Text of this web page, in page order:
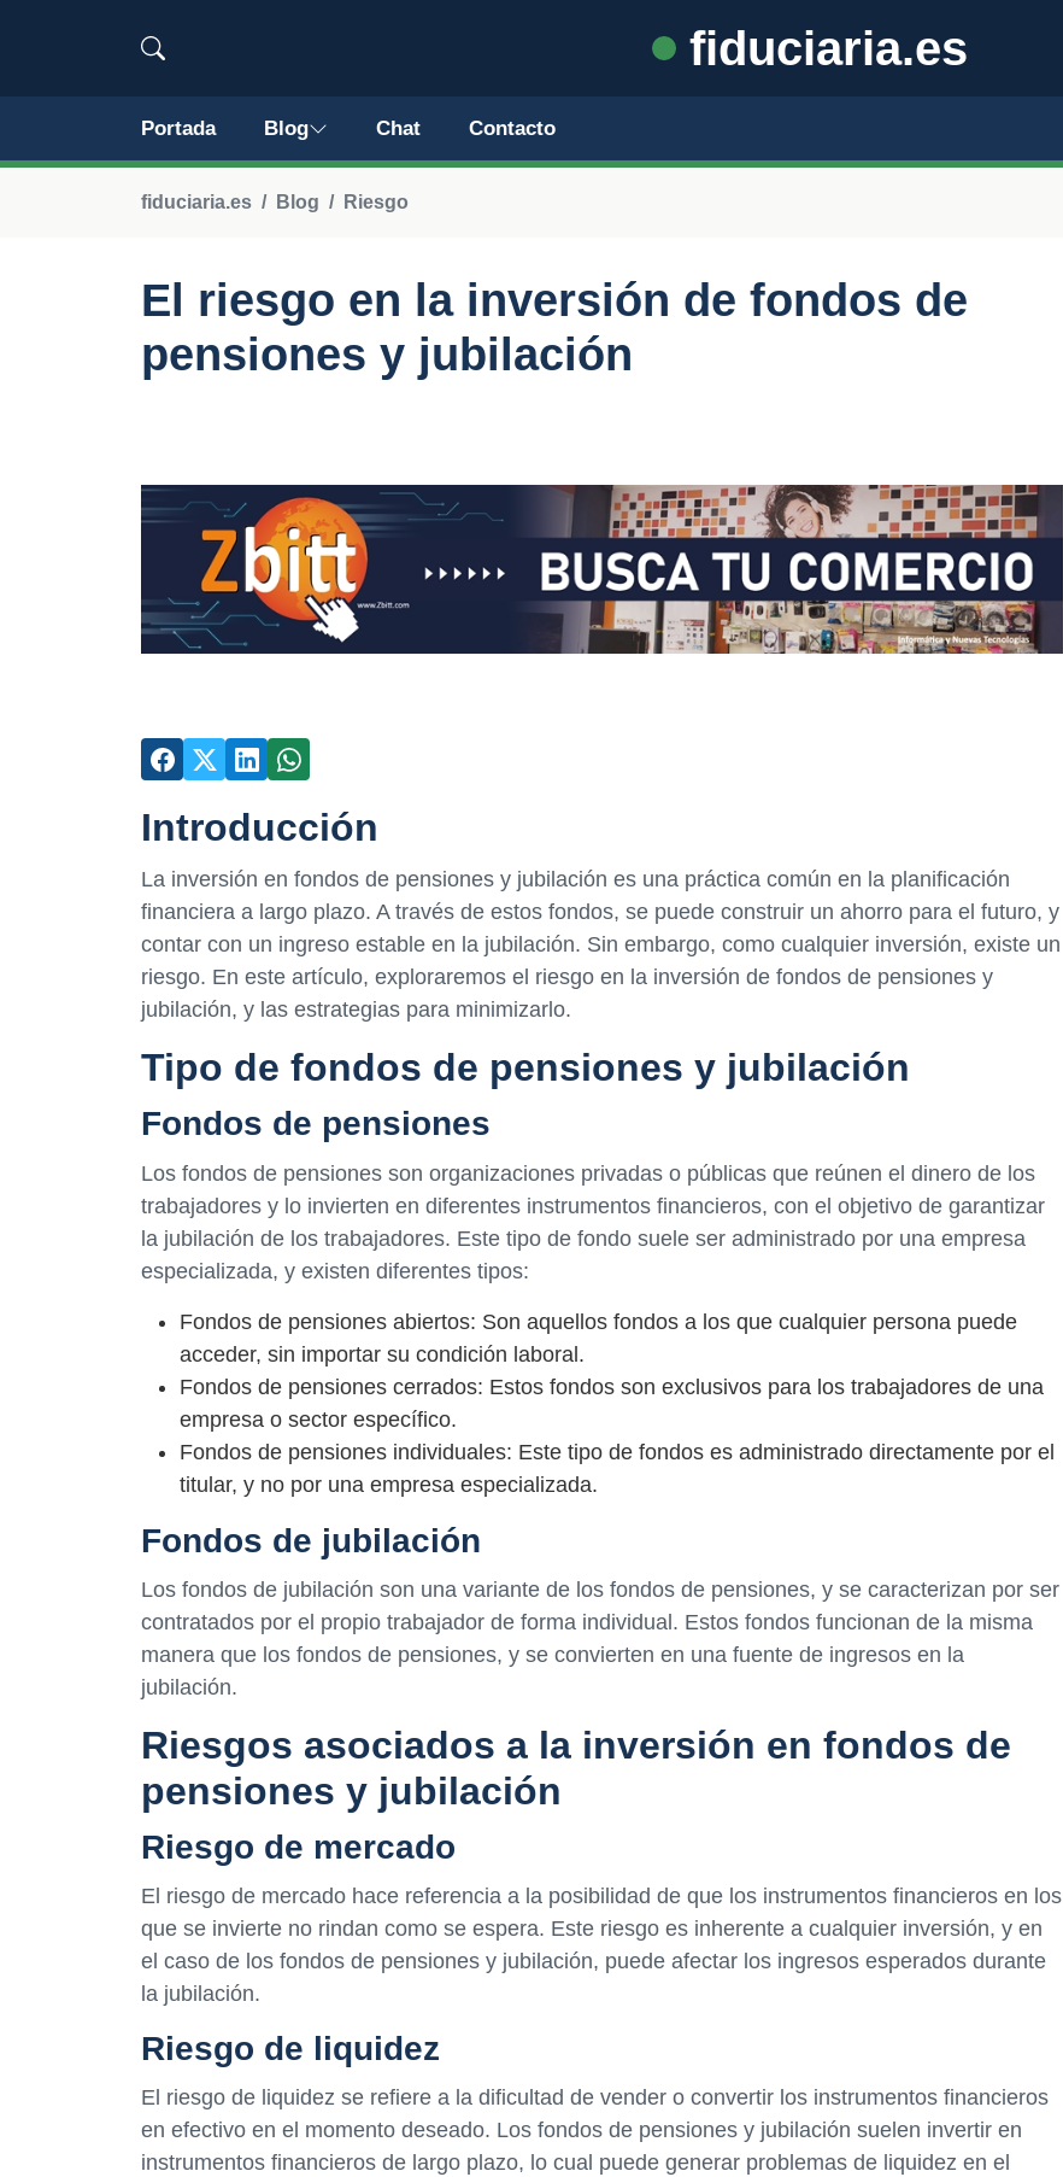
fiduciaria.es
Portada Blog Chat Contacto
fiduciaria.es Blog Riesgo
El riesgo en la inversión de fondos de
pensiones y jubilación
Introducción
La inversión en fondos de pensiones y jubilación es una práctica común en la planificación
financiera a largo plazo. A través de estos fondos, se puede construir un ahorro para el futuro, y
contar con un ingreso estable en la jubilación. Sin embargo, como cualquier inversión, existe un
riesgo. En este artículo, exploraremos el riesgo en la inversión de fondos de pensiones y
jubilación, y las estrategias para minimizarlo.
Tipo de fondos de pensiones y jubilación
Fondos de pensiones
Los fondos de pensiones son organizaciones privadas o públicas que reúnen el dinero de los
trabajadores y lo invierten en diferentes instrumentos financieros, con el objetivo de garantizar
la jubilación de los trabajadores. Este tipo de fondo suele ser administrado por una empresa
especializada, y existen diferentes tipos:
Fondos de pensiones abiertos: Son aquellos fondos a los que cualquier persona puede
acceder, sin importar su condición laboral.
Fondos de pensiones cerrados: Estos fondos son exclusivos para los trabajadores de una
empresa o sector específico.
Fondos de pensiones individuales: Este tipo de fondos es administrado directamente por el
titular, y no por una empresa especializada.
Fondos de jubilación
Los fondos de jubilación son una variante de los fondos de pensiones, y se caracterizan por ser
contratados por el propio trabajador de forma individual. Estos fondos funcionan de la misma
manera que los fondos de pensiones, y se convierten en una fuente de ingresos en la
jubilación.
Riesgos asociados a la inversión en fondos de
pensiones y jubilación
Riesgo de mercado
El riesgo de mercado hace referencia a la posibilidad de que los instrumentos financieros en los
que se invierte no rindan como se espera. Este riesgo es inherente a cualquier inversión, y en
el caso de los fondos de pensiones y jubilación, puede afectar los ingresos esperados durante
la jubilación.
Riesgo de liquidez
El riesgo de liquidez se refiere a la dificultad de vender o convertir los instrumentos financieros
en efectivo en el momento deseado. Los fondos de pensiones y jubilación suelen invertir en
instrumentos financieros de largo plazo, lo cual puede generar problemas de liquidez en el